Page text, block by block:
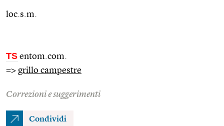
loc.s.m.
TS entom.com.
=> grillo campestre
Correzioni e suggerimenti
Condividi